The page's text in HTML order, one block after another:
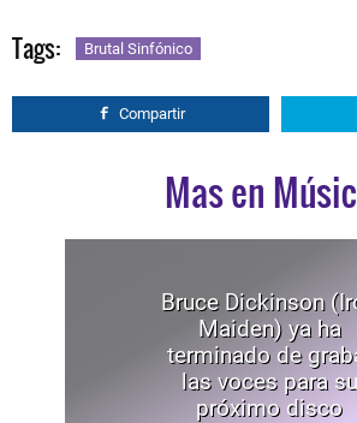
Tags: Brutal Sinfónico
Compartir
Mas en
Bruce Dickinson
Maiden) ya ha
terminado de
las voces para su
próximo disco